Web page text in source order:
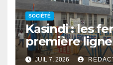
SOCIÉTÉ
Kasindi : les
première
la cohésion
JUIL 7, 2026